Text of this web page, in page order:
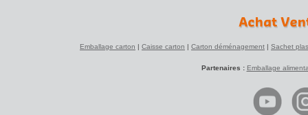
Emballage carton | Caisse carton | Carton déménagement | Sachet
Partenaires : Emballage